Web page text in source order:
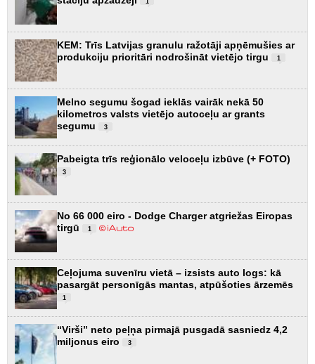
1
KEM: Trīs Latvijas granulu ražotāji apņēmušies ar
produkciju prioritāri nodrošināt vietējo tirgu
1
Melno segumu šogad ieklās vairāk nekā 50
kilometros valsts vietējo autoceļu ar grants
segumu
3
Pabeigta trīs reģionālo veloceļu izbūve (+ FOTO)
3
No 66 000 eiro - Dodge Charger atgriežas Eiropas
tirgū
1
Ceļojuma suvenīru vietā – izsists auto logs: kā
pasargāt personīgās mantas, atpūšoties ārzemēs
1
“Virši” neto peļņa pirmajā pusgadā sasniedz 4,2
miljonus eiro
3